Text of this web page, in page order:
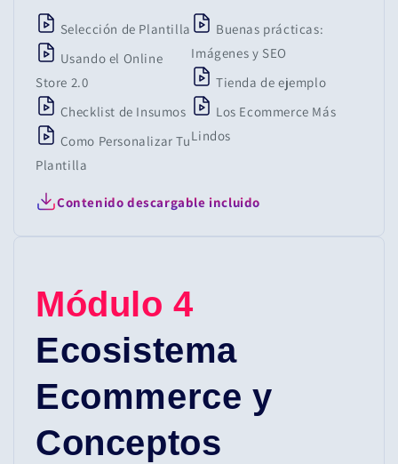
Selección de Plantilla
Usando el Online
Store 2.0
Checklist de Insumos
Como Personalizar Tu
Plantilla
Buenas prácticas:
Imágenes y SEO
Tienda de ejemplo
Los Ecommerce Más
Lindos
Contenido descargable incluido
Módulo 4
Ecosistema
Ecommerce y
Conceptos